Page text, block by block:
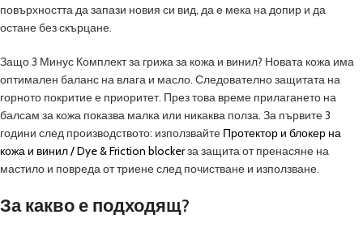
повърхността да запази новия си вид, да е мека на допир и да
остане без скърцане.
Защо 3 Минус Комплект за грижа за кожа и винил? Новата кожа има
оптимален баланс на влага и масло. Следователно защитата на
горното покритие е приоритет. През това време прилагането на
балсам за кожа показва малка или никаква полза. За първите 3
години след производството: използвайте Протектор и блокер на
кожа и винил / Dye & Friction blockerза защита от пренасяне на
мастило и повреда от триене след почистване и използване.
За какво е подходящ?